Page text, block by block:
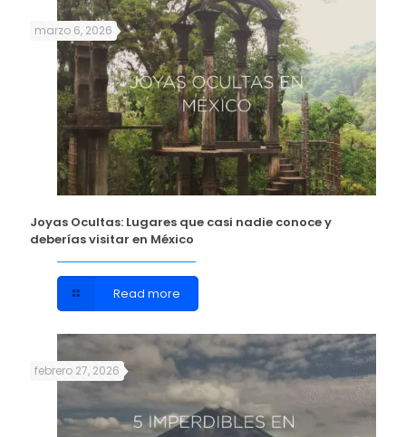
marzo 6, 2026
Joyas Ocultas: Lugares que casi nadie conoce y
deberías visitar en México
Read more
febrero 27, 2026